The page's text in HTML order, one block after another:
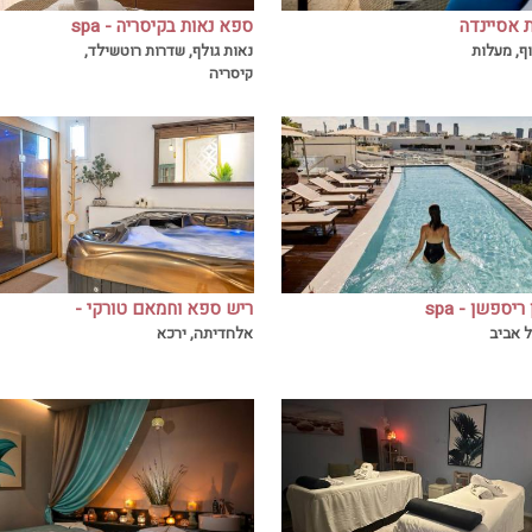
אסיינדה מזמין אתכם לחופש ספא
אסיינדה
מעלות
חוויית ספא בוטיקית ומעודכנת במיקום
נחשק על קו החוף. ספא נאות קורא
ופשוט להשאיר את הרע בחוץ ופשוט
ספא נאות בקיסריה - spa
neot
נאות גולף, שדרות רוטשילד,
קיסריה
ספא במלון ריספשן - spa
in
ריש ספא וחמאם טורקי -
spa rish
אלחדיתה, ירכא